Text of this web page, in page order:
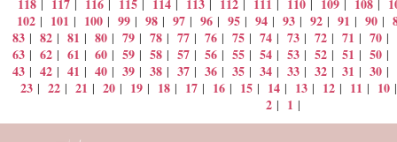
118 | 117 | 116 | 115 | 114 | 113 | 112 | 111 | 110 | 109 | 108 |
102 | 101 | 100 | 99 | 98 | 97 | 96 | 95 | 94 | 93 | 92 | 91 | 90 |
83 | 82 | 81 | 80 | 79 | 78 | 77 | 76 | 75 | 74 | 73 | 72 | 71 | 70 |
63 | 62 | 61 | 60 | 59 | 58 | 57 | 56 | 55 | 54 | 53 | 52 | 51 | 50 |
43 | 42 | 41 | 40 | 39 | 38 | 37 | 36 | 35 | 34 | 33 | 32 | 31 | 30 |
23 | 22 | 21 | 20 | 19 | 18 | 17 | 16 | 15 | 14 | 13 | 12 | 11 | 10
2 | 1 |